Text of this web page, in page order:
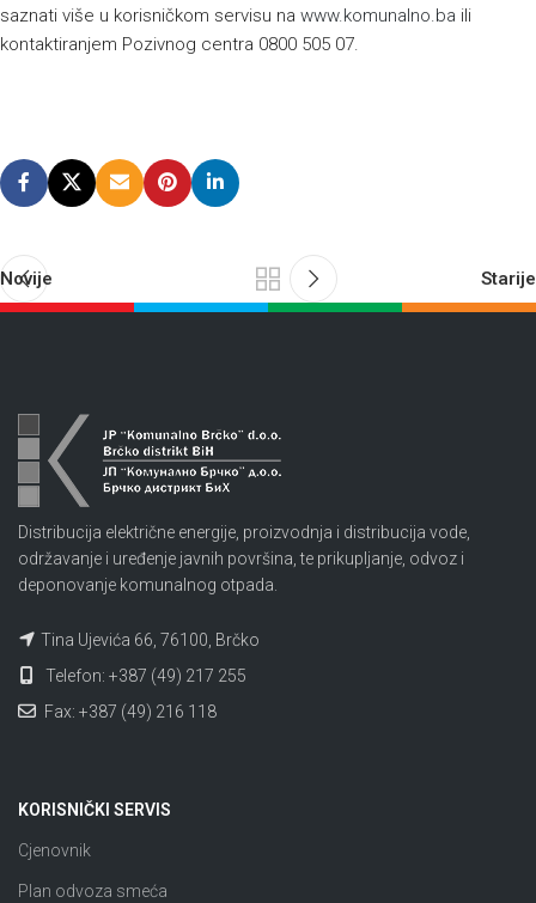
saznati više u korisničkom servisu na www.komunalno.ba ili
kontaktiranjem Pozivnog centra 0800 505 07.
Novije Starije
Distribucija električne energije, proizvodnja i distribucija vode,
održavanje i uređenje javnih površina, te prikupljanje, odvoz i
deponovanje komunalnog otpada.
Tina Ujevića 66, 76100, Brčko
Telefon: +387 (49) 217 255
Fax: +387 (49) 216 118
KORISNIČKI SERVIS
Cjenovnik
Plan odvoza smeća